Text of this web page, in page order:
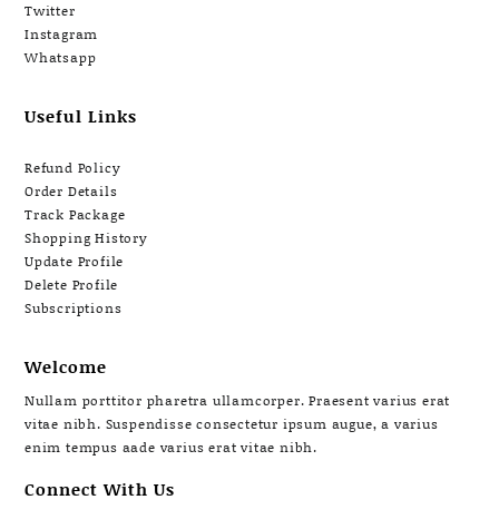
Twitter
Instagram
Whatsapp
Useful Links
Refund Policy
Order Details
Track Package
Shopping History
Update Profile
Delete Profile
Subscriptions
Welcome
Nullam porttitor pharetra ullamcorper. Praesent varius erat
vitae nibh. Suspendisse consectetur ipsum augue, a varius
enim tempus aade varius erat vitae nibh.
Connect With Us